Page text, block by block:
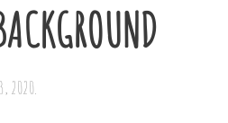
2020.